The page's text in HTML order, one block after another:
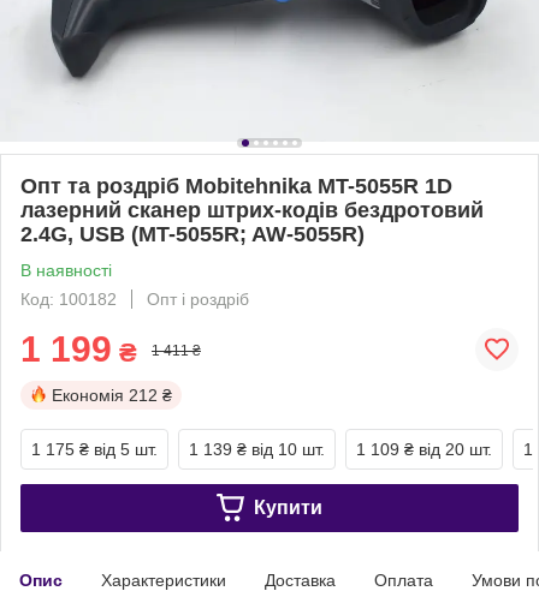
Опт та роздріб Mobitehnika MT-5055R 1D
лазерний сканер штрих-кодів бездротовий
2.4G, USB (MT-5055R; AW-5055R)
В наявності
Код: 100182
Опт і роздріб
1 199 ₴ 1 411 ₴
Економія 212 ₴
1 175 ₴ від 5 шт. 1 139 ₴ від 10 шт. 1 109 ₴ від 20 шт. 1
Купити
Опис Характеристики Доставка Оплата Умови